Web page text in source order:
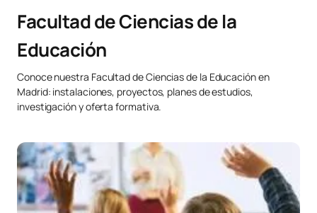
Facultad de Ciencias de la
Educación
Conoce nuestra Facultad de Ciencias de la Educación en
Madrid: instalaciones, proyectos, planes de estudios,
investigación y oferta formativa.